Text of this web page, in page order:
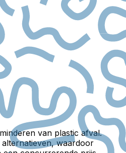
van plastic afval.
waardoor